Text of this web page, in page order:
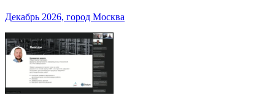
Декабрь 2026, город Москва